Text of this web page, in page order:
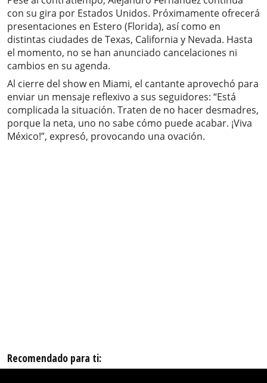
con su gira por Estados Unidos. Próximamente ofrecerá
presentaciones en Estero (Florida), así como en
distintas ciudades de Texas, California y Nevada. Hasta
el momento, no se han anunciado cancelaciones ni
cambios en su agenda.
Al cierre del show en Miami, el cantante aprovechó para
enviar un mensaje reflexivo a sus seguidores: “Está
complicada la situación. Traten de no hacer desmadres,
porque la neta, uno no sabe cómo puede acabar. ¡Viva
México!”, expresó, provocando una ovación.
Recomendado para ti: